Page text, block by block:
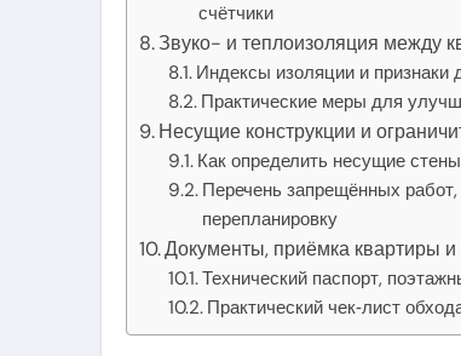
счётчики
Звуко- и теплоизоляция между
Индексы изоляции и признаки
Практические меры для
Несущие конструкции и
Как определить несущие
Перечень запрещённых
перепланировку
Документы, приёмка квартиры и
Технический паспорт,
Практический чек‑лист